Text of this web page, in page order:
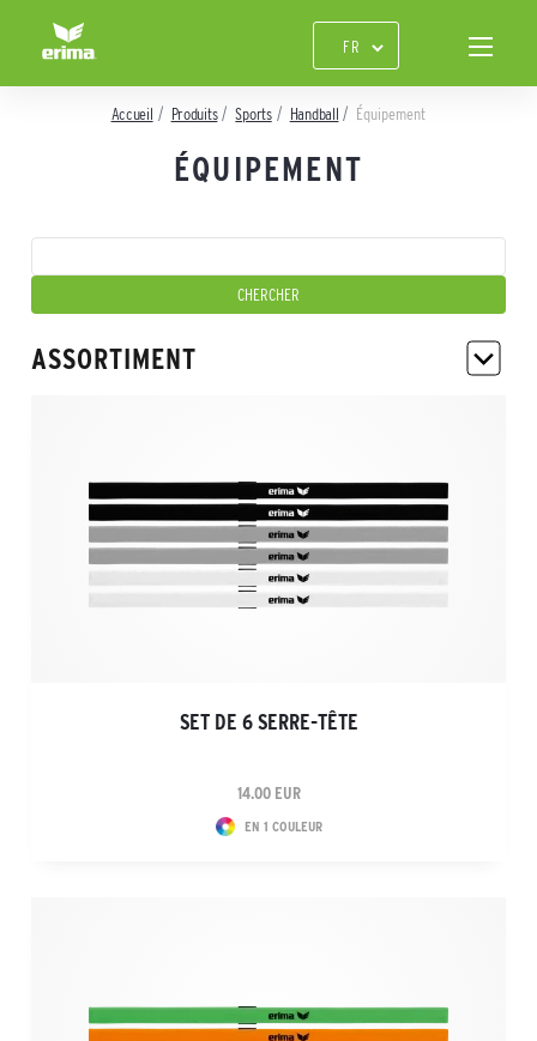
Accueil Produits Sports Handball Équipement
ÉQUIPEMENT
ASSORTIMENT
SET DE 6 SERRE-TÊTE
14.00 EUR
EN 1 COULEUR